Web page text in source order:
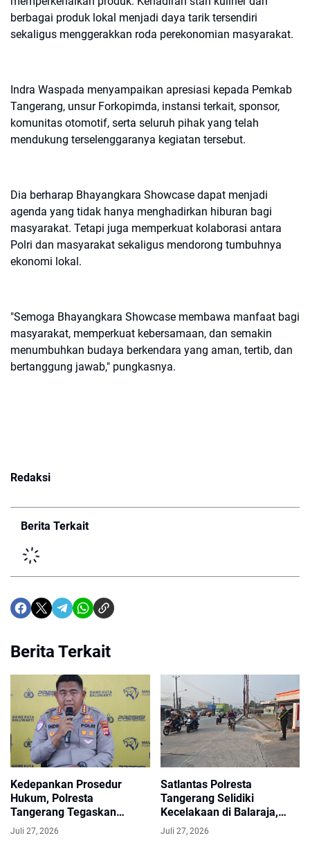
berbagai produk lokal menjadi daya tarik tersendiri
sekaligus menggerakkan roda perekonomian masyarakat.
Indra Waspada menyampaikan apresiasi kepada Pemkab
Tangerang, unsur Forkopimda, instansi terkait, sponsor,
komunitas otomotif, serta seluruh pihak yang telah
mendukung terselenggaranya kegiatan tersebut.
Dia berharap Bhayangkara Showcase dapat menjadi
agenda yang tidak hanya menghadirkan hiburan bagi
masyarakat. Tetapi juga memperkuat kolaborasi antara
Polri dan masyarakat sekaligus mendorong tumbuhnya
ekonomi lokal.
"Semoga Bhayangkara Showcase membawa manfaat bagi
masyarakat, memperkuat kebersamaan, dan semakin
menumbuhkan budaya berkendara yang aman, tertib, dan
bertanggung jawab," pungkasnya.
Redaksi
Berita Terkait
Berita Terkait
Kedepankan Prosedur
Hukum, Polresta
Tangerang Tegaskan
Tindaklanjuti Kasus Dugaan
Kekerasan Seksual
Juli 27, 2026
Satlantas Polresta
Tangerang Selidiki
Kecelakaan di Balaraja,
Pengendara Motor
Meninggal di Lokasi
Juli 27, 2026